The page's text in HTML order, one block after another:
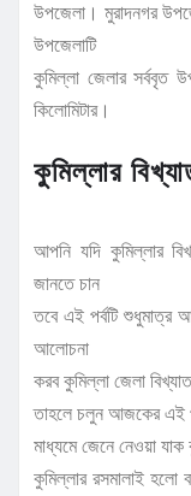
উপজেলা। মুরাদনগর
উপজেলাটি
কুমিল্লা জেলার
কিলোমিটার।
কুমিল্লার
আপনি যদি কুমিল্লার
জানতে চান
তবে এই পর্বটি
আলোচনা
করব কুমিল্লা জেলা
তাহলে চলুন আজকের এই
মাধ্যমে জেনে নেওয়া যাক
কুমিল্লার রসমালাই হলো